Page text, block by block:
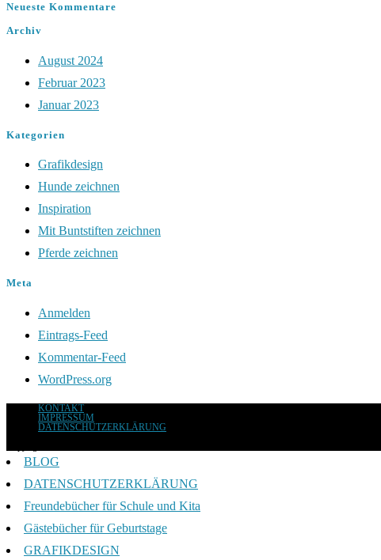
Neueste Kommentare
Archiv
August 2024
Februar 2023
Januar 2023
Kategorien
Grafikdesign
Hunde zeichnen
Inspiration
Mit Buntstiften zeichnen
Pferde zeichnen
Meta
Anmelden
Eintrags-Feed
Kommentar-Feed
WordPress.org
KONTAKT
IMPRESSUM
DATENSCHUTZERKLÄRUNG
BLOG
DATENSCHUTZERKLÄRUNG
Freundebücher für Schule und Kita
Gästebücher für Geburtstage
GRAFIKDESIGN